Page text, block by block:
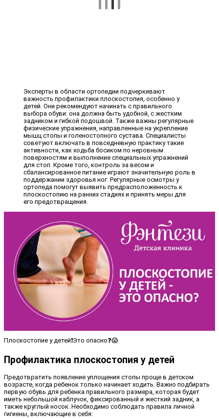
Эксперты в области ортопедии подчеркивают
важность профилактики плоскостопия, особенно у
детей. Они рекомендуют начинать с правильного
выбора обуви: она должна быть удобной, с жестким
задником и гибкой подошвой. Также важны регулярные
физические упражнения, направленные на укрепление
мышц стопы и голеностопного сустава. Специалисты
советуют включать в повседневную практику такие
активности, как ходьба босиком по неровным
поверхностям и выполнение специальных упражнений
для стоп. Кроме того, контроль за весом и
сбалансированное питание играют значительную роль в
поддержании здоровья ног. Регулярные осмотры у
ортопеда помогут выявить предрасположенность к
плоскостопию на ранних стадиях и принять меры для
его предотвращения.
Плоскостопие у детей❗️Это опасно❓😱
Профилактика плоскостопия у детей
Предотвратить появление уплощения стопы проще в детском
возрасте, когда ребенок только начинает ходить. Важно подбирать
первую обувь для ребенка правильного размера, которая будет
иметь небольшой каблучок, фиксированный и жесткий задник, а
также круглый носок. Необходимо соблюдать правила личной
гигиены, включающие в себя: